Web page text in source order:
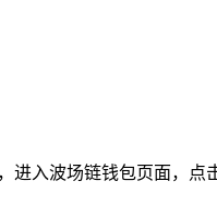
入波场链钱包页面，点